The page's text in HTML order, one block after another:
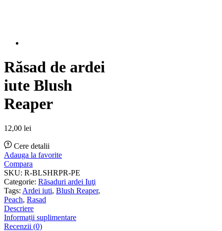
Răsad de ardei
iute Blush
Reaper
12,00 lei
Cere detalii
Adauga la favorite
Compara
SKU: R-BLSHRPR-PE
Categorie: Răsaduri ardei Iuţi
Tags: Ardei iuti, Blush Reaper,
Peach, Rasad
Descriere
Informații suplimentare
Recenzii (0)